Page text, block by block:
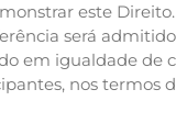
este
será
em igualdade de
nos termos